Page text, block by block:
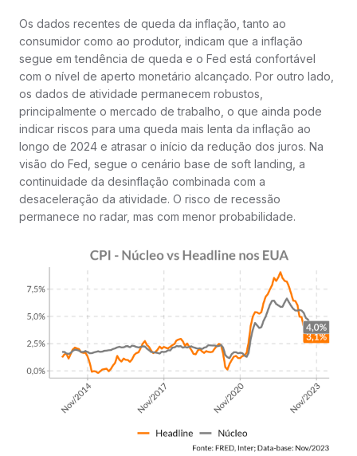
Os dados recentes de queda da inflação, tanto ao
consumidor como ao produtor, indicam que a inflação
segue em tendência de queda e o Fed está confortável
com o nível de aperto monetário alcançado. Por outro lado,
os dados de atividade permanecem robustos,
principalmente o mercado de trabalho, o que ainda pode
indicar riscos para uma queda mais lenta da inflação ao
longo de 2024 e atrasar o início da redução dos juros. Na
visão do Fed, segue o cenário base de soft landing, a
continuidade da desinflação combinada com a
desaceleração da atividade. O risco de recessão
permanece no radar, mas com menor probabilidade.